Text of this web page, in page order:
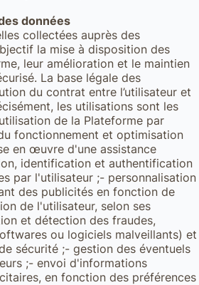
données
collectées auprès des
la mise à disposition des
leur amélioration et le maintien
La base légale des
du contrat entre l’utilisateur et
les utilisations sont les
de la Plateforme par
fonctionnement et optimisation
en œuvre d'une assistance
identification et authentification
par l'utilisateur ;- personnalisation
des publicités en fonction de
de l'utilisateur, selon ses
et détection des fraudes,
ou logiciels malveillants) et
sécurité ;- gestion des éventuels
;- envoi d'informations
en fonction des préférences